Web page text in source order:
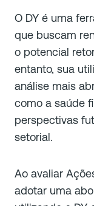
O DY é uma
que buscam
o potencial
entanto, sua
análise mais
como a saúde
perspectivas
setorial.
Ao avaliar
adotar uma